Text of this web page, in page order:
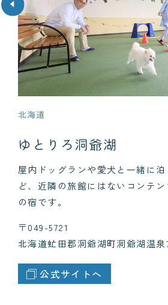
北海道
ゆとりろ洞爺湖
屋内ドッグランや愛犬と一緒に
ど、近隣の旅館にはないコンテ
の宿です。
〒049-5721
北海道虻田郡洞爺湖町洞爺湖温泉
公式サイトへ